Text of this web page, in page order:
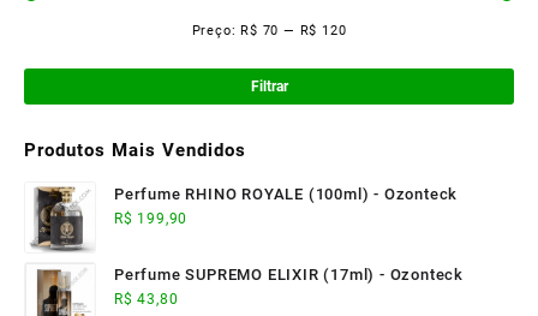
Filtrar
Preço: R$ 70 — R$ 120
Produtos Mais Vendidos
Perfume RHINO ROYALE (100ml) - Ozonteck
R$ 199,90
Perfume SUPREMO ELIXIR (17ml) - Ozonteck
R$ 43,80